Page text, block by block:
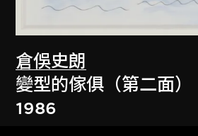
倉俁史朗
變型的傢俱（第二面）
1986